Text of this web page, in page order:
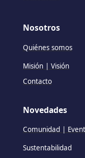
Nosotros
Quiénes somos
Misión | Visión
Contacto
Novedades
Comunidad |
Sustentabilidad